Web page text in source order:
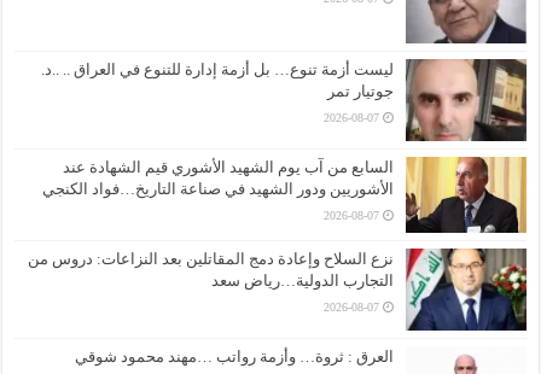
ليست أزمة تنوع… بل أزمة إدارة للتنوع في العراق .. ..د.
جوتيار تمر
2026-08-07
السابع من آب يوم الشهيد الأشوري قيم الشهادة عند
الأشوريين ودور الشهيد في صناعة التاريخ…فواد الكنجي
2026-08-07
نزع السلاح وإعادة دمج المقاتلين بعد النزاعات: دروس من
التجارب الدولية…رياض سعد
2026-08-07
العرق : ثروة… وأزمة رواتب …مهند محمود شوقي